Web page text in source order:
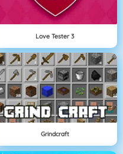
Love Tester 3
Grindcraft